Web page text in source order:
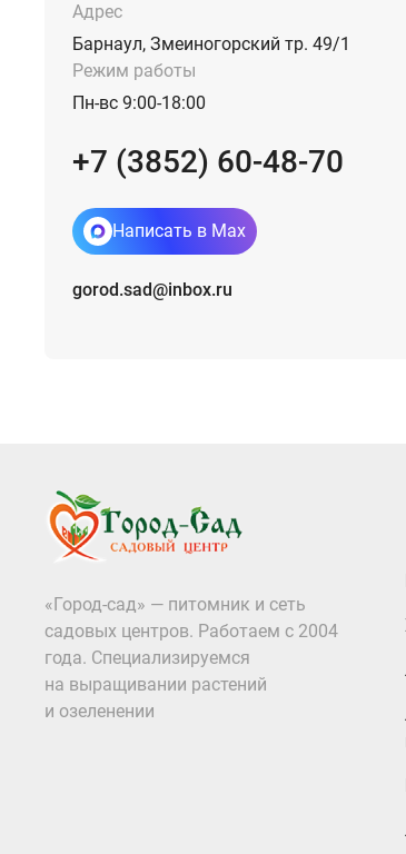
Адрес
Барнаул, Змеиногорский тр. 49/1
Режим работы
Пн-вс 9:00-18:00
+7 (3852) 60-48-70
Написать в Max
gorod.sad@inbox.ru
«Город-сад» — питомник и сеть
садовых центров. Работаем с 2004
года. Специализируемся
на выращивании растений
и озеленении